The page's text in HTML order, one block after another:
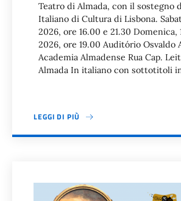
Teatro di Almada, con il sostegno
Italiano di Cultura di Lisbona.
2026, ore 16.00 e 21.30 Domenica,
2026, ore 19.00 Auditório Osvaldo
Academia Almadense Rua Cap.
Almada In italiano con sottotitoli
LEGGI DI PIÙ